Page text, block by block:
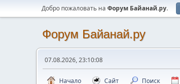
Добро пожаловать на Форум Байанай.ру.
Форум Байанай.ру
07.08.2026, 23:10:08
Начало Сайт Поиск